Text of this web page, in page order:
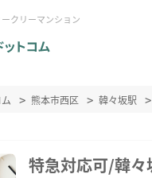
クリーマンション
熊本市西区 韓々坂駅
特急対応可/韓々